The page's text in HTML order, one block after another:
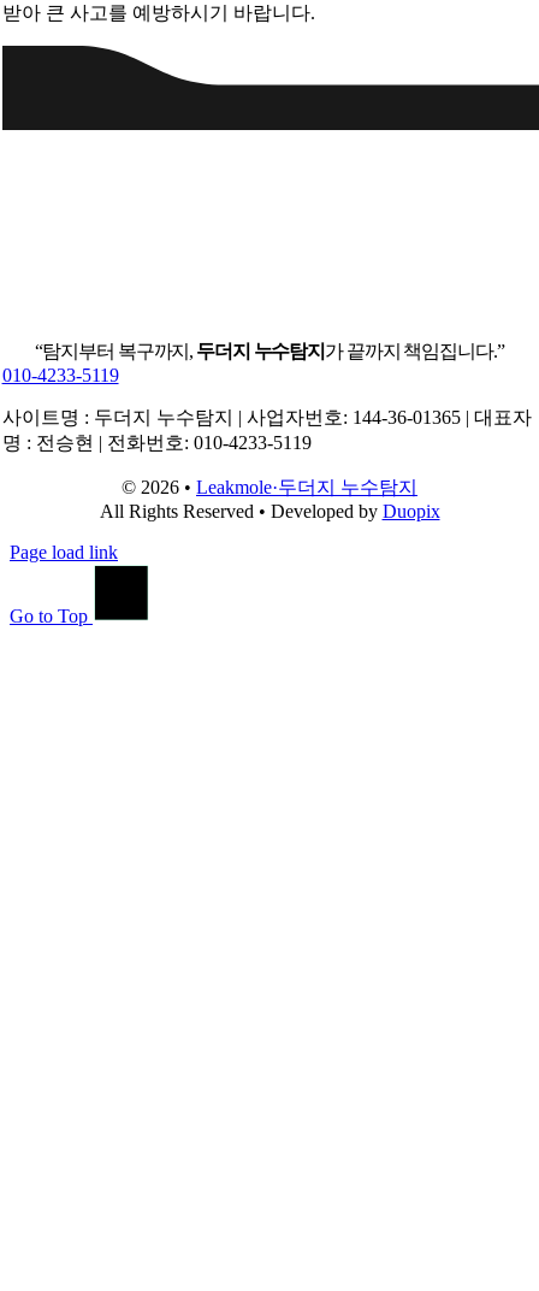
받아 큰 사고를 예방하시기 바랍니다.
“탐지부터 복구까지, 두더지 누수탐지 가 끝까지 책임집니다.”
010-4233-5119
사이트명 : 두더지 누수탐지 | 사업자번호: 144-36-01365 | 대표자
명 : 전승현 | 전화번호: 010-4233-5119
© 2026 • Leakmole·두더지 누수탐지
All Rights Reserved • Developed by Duopix
Page load link
Go to Top